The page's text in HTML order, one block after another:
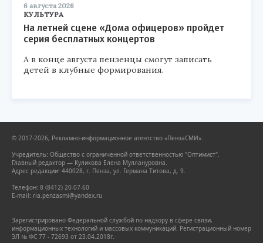
6 августа 2026
КУЛЬТУРА
На летней сцене «Дома офицеров» пройдет
серия бесплатных концертов
А в конце августа пензенцы смогут записать
детей в клубные формирования.
© 2017-2026, Рекламно-информационное агентство «ПензаСМИ».
Учредитель: Общество с ограниченной ответственностью "Оптимист".
Главный редактор — Куликова Елена Муллануровна.
Адрес редакции: 440028, г. Пенза, ул. Германа Титова, д. 9.
Телефон: 8 (8412) 20-07-60
E-mail: ria.penzasmi@yandex.ru
Зарегистрировано Федеральной службой по надзору в сфере связи,
информационных технологий и массовых коммуникаций. Регистрационный номер
ЭЛ № ФС 77 - 72693 от 23.04.2018г.